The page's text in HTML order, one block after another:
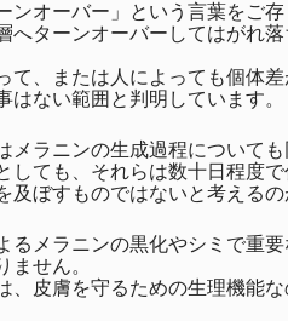
ンオーバー」という言葉をご
へターンオーバーしてはがれ
て、または人によっても個体
はない範囲と判明しています。
メラニンの生成過程について
しても、それらは数十日程度
及ぼすものではないと考えるの
るメラニンの黒化やシミで重
ません。
、皮膚を守るための生理機能な